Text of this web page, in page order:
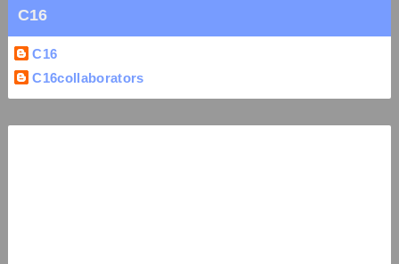
C16
C16
C16collaborators